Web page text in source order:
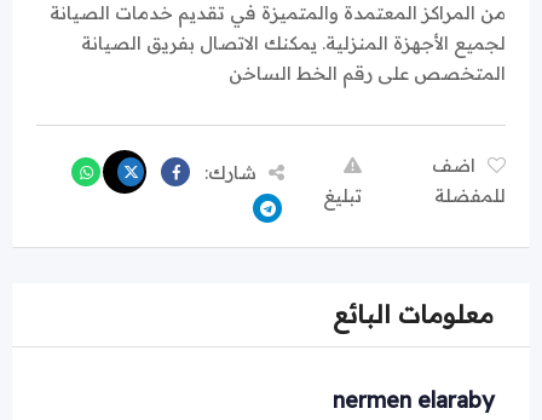
من المراكز المعتمدة والمتميزة في تقديم خدمات الصيانة
لجميع الأجهزة المنزلية. يمكنك الاتصال بفريق الصيانة
المتخصص على رقم الخط الساخن
اضف
للمفضلة
تبليغ
شارك:
معلومات البائع
nermen elaraby